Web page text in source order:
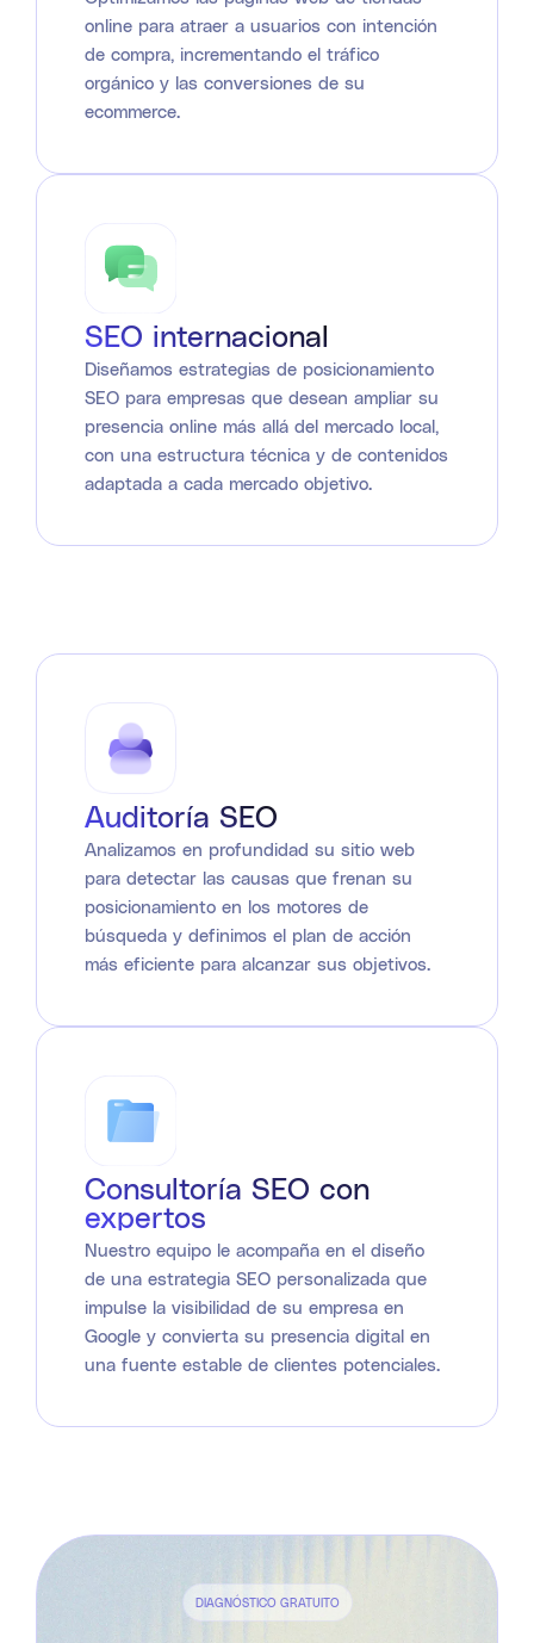
online para atraer a usuarios con intención
de compra, incrementando el tráfico
orgánico y las conversiones de su
ecommerce.
SEO internacional
Diseñamos estrategias de posicionamiento
SEO para empresas que desean ampliar su
presencia online más allá del mercado local,
con una estructura técnica y de contenidos
adaptada a cada mercado objetivo.
Auditoría SEO
Analizamos en profundidad su sitio web
para detectar las causas que frenan su
posicionamiento en los motores de
búsqueda y definimos el plan de acción
más eficiente para alcanzar sus objetivos.
Consultoría SEO con
expertos
Nuestro equipo le acompaña en el diseño
de una estrategia SEO personalizada que
impulse la visibilidad de su empresa en
Google y convierta su presencia digital en
una fuente estable de clientes potenciales.
DIAGNÓSTICO GRATUITO